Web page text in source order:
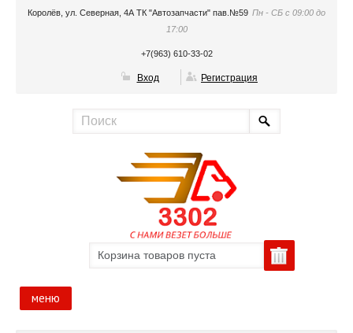
Королёв, ул. Северная, 4А ТК "Автозапчасти" пав.№59 Пн - СБ с 09:00 до
17:00
+7(963) 610-33-02
Вход Регистрация
Корзина товаров пуста
меню